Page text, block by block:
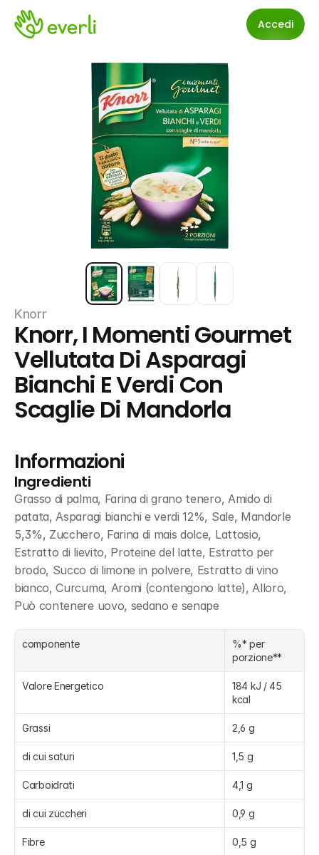
Accedi
Knorr
Knorr, I Momenti Gourmet
Vellutata Di Asparagi
Bianchi E Verdi Con
Scaglie Di Mandorla
Informazioni
Ingredienti
Grasso di palma, Farina di grano tenero, Amido di
patata, Asparagi bianchi e verdi 12%, Sale, Mandorle
5,3%, Zucchero, Farina di mais dolce, Lattosio,
Estratto di lievito, Proteine del latte, Estratto per
brodo, Succo di limone in polvere, Estratto di vino
bianco, Curcuma, Aromi (contengono latte), Alloro,
Può contenere uovo, sedano e senape
componente
%* per
porzione**
Valore Energetico
184 kJ / 45
kcal
Grassi 2,6 g
di cui saturi 1,5 g
Carboidrati 4,1 g
di cui zuccheri 0,9 g
Fibre 0,5 g